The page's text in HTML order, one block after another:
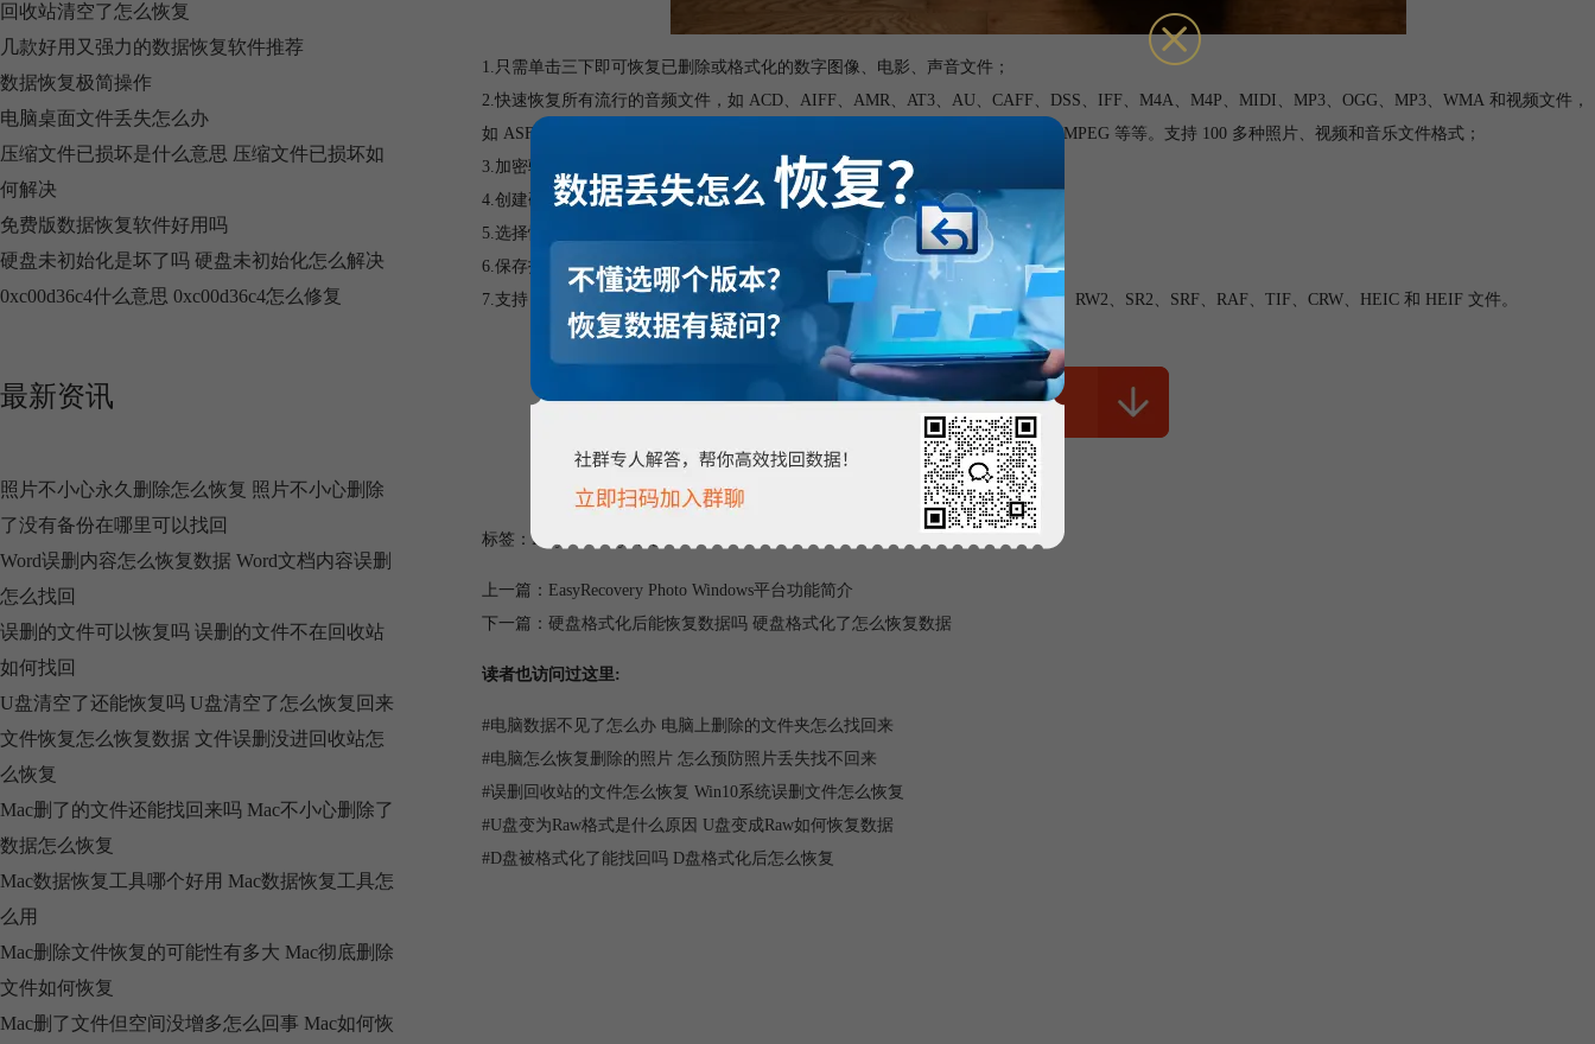
回收站清空了怎么恢复
几款好用又强力的数据恢复软件推荐
数据恢复极简操作
电脑桌面文件丢失怎么办
压缩文件已损坏是什么意思 压缩文件已损坏如
何解决
免费版数据恢复软件好用吗
硬盘未初始化是坏了吗 硬盘未初始化怎么解决
0xc00d36c4什么意思 0xc00d36c4怎么修复
最新资讯
照片不小心永久删除怎么恢复 照片不小心删除
了没有备份在哪里可以找回
Word误删内容怎么恢复数据 Word文档内容误删
怎么找回
误删的文件可以恢复吗 误删的文件不在回收站
如何找回
U盘清空了还能恢复吗 U盘清空了怎么恢复回来
文件恢复怎么恢复数据 文件误删没进回收站怎
么恢复
Mac删了的文件还能找回来吗 Mac不小心删除了
数据怎么恢复
Mac数据恢复工具哪个好用 Mac数据恢复工具怎
么用
Mac删除文件恢复的可能性有多大 Mac彻底删除
文件如何恢复
Mac删了文件但空间没增多怎么回事 Mac如何恢
1.只需单击三下即可恢复已删除或格式化的数字图像、电影、声音文件；
2.快速恢复所有流行的音频文件，如 ACD、AIFF、AMR、AT3、AU、CAFF、DSS、IFF、M4A、M4P、MIDI、MP3、OGG、MP3、WMA 和视频文件，
如 ASF、MP4、MOV、AVI、AJP、 F4V、SVI、TOD、VID、HDMOV、M4V、MPEG 等等。支持 100 多种照片、视频和音乐文件格式；
3.加密驱动器恢复；
4.创建硬盘驱动器/选定卷的完整映像并将其保存在选择的设备上；
5.选择性文件类型，硬盘驱动器/卷恢复；
6.保存扫描信息并恢复恢复；
7.支持 JPG、NRW、CR2、CR3、ARW、DNG、ERF、MRW、NEF、ORF、PEF、RW2、SR2、SRF、RAF、TIF、CRW、HEIC 和 HEIF 文件。
标签：EasyRecovery功能
上一篇： EasyRecovery Photo Windows平台功能简介
下一篇： 硬盘格式化后能恢复数据吗 硬盘格式化了怎么恢复数据
读者也访问过这里:
#电脑数据不见了怎么办 电脑上删除的文件夹怎么找回来
#电脑怎么恢复删除的照片 怎么预防照片丢失找不回来
#误删回收站的文件怎么恢复 Win10系统误删文件怎么恢复
#U盘变为Raw格式是什么原因 U盘变成Raw如何恢复数据
#D盘被格式化了能找回吗 D盘格式化后怎么恢复